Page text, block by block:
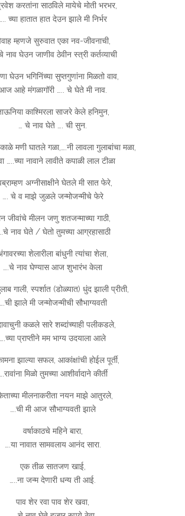
करतांना साठविले मायेचे मोती भरभर,
….. च्या हातात हात देउन झाले मी निर्भर
म्हणजे सुरुवात एका नव-जीवनाची,
चे नाव घेउन जाणीव ठेवीन स्त्री कर्तव्याची
घेउन भगिनिंच्या सुप्तगुणांना मिळतो वाव,
आहे मंगळागॉरी ….. चे घेते मी नाव.
काश्मिरला साजरे केले हनिमुन,
… चे नाव घेते …. ची सुन.
मणी घातले गळा,….नी लावला गुलाबांचा मळा,
…..च्या नावाने लावीते कपाळी लाल टीळा
अग्नीसाक्षीने घेतले मी सात फेरे,
…. चे व माझे जुळले जन्मोजन्मीचे फेरे
जीवांचे मीलन जणु शतजन्माच्या गाठी,
…..चे नाव घेते / घेतो तुमच्या आग्रहासाठी
शेलारीला बांधुनी त्यांचा शेला,
….चे नाव घेण्यास आज शुभारंभ केला
गाली, स्पर्शात (डोळ्यात) धुंद झाली प्रीती,
….ची झाले मी जन्मोजन्मीची सौभाग्यवती
कळले सारे शब्दांच्याही पलीकडले,
….च्या प्राप्तीने मम भाग्य उदयाला आले
झाल्या सफल, आकांक्षांची होईल पूर्ती,
….रावांना मिळो तुमच्या आशीर्वादाने कीर्ती
मीलनाकरीता नयन माझे आतुरले,
….ची मी आज सौभाग्यवती झाले
वर्षाकाठचे महिने बारा,
….या नावात सामवलाय आनंद सारा.
एक तीळ सातजण खाई,
…..ना जन्म देणारी धन्य ती आई.
पाव शेर रवा पाव शेर खवा,